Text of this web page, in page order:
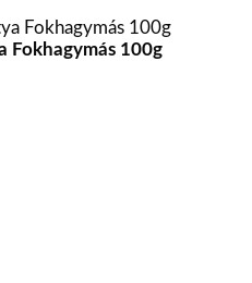
Fokhagymás 100g